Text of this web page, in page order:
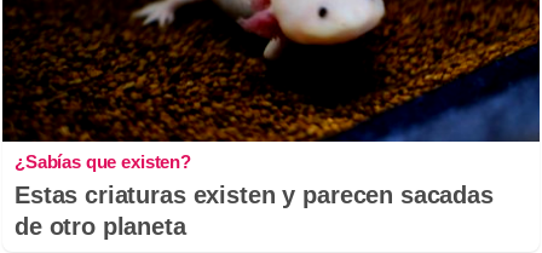
¿Sabías que existen?
Estas criaturas existen y parecen sacadas
de otro planeta